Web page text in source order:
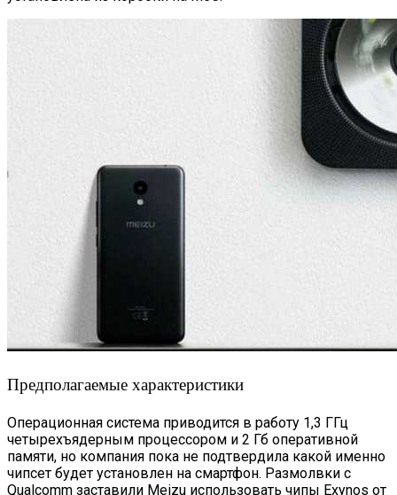
Предполагаемые характеристики
Операционная система приводится в работу 1,3 ГГц
четырехъядерным процессором и 2 Гб оперативной
памяти, но компания пока не подтвердила какой именно
чипсет будет установлен на смартфон. Размолвки с
Qualcomm заставили Meizu использовать чипы Exynos от